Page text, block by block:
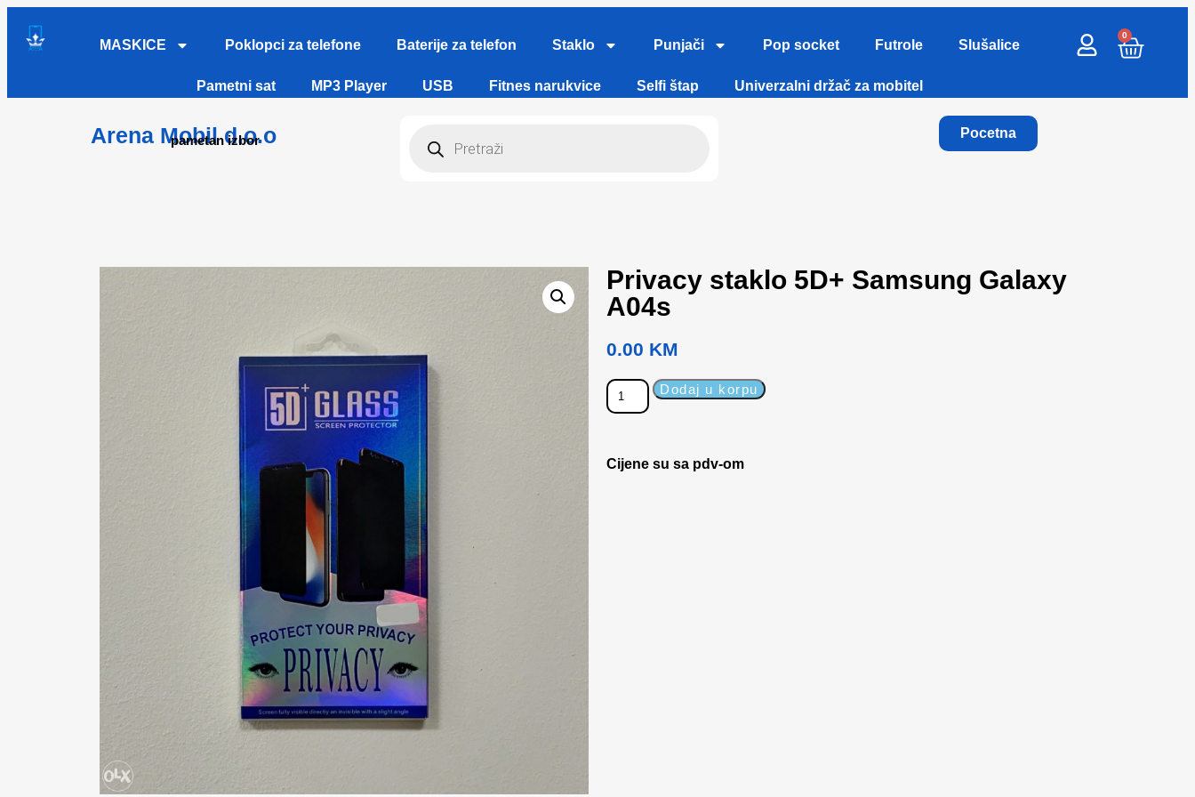
MASKICE Poklopci za telefone Baterije za telefon Staklo Punjači Pop socket Futrole Slušalice
Pametni sat MP3 Player USB Fitnes narukvice Selfi štap Univerzalni držač za mobitel
Arena Mobil d.o.o
pametan izbor Pocetna
0
Privacy staklo 5D+ Samsung Galaxy
A04s
0.00 KM
Dodaj u korpu
Cijene su sa pdv-om